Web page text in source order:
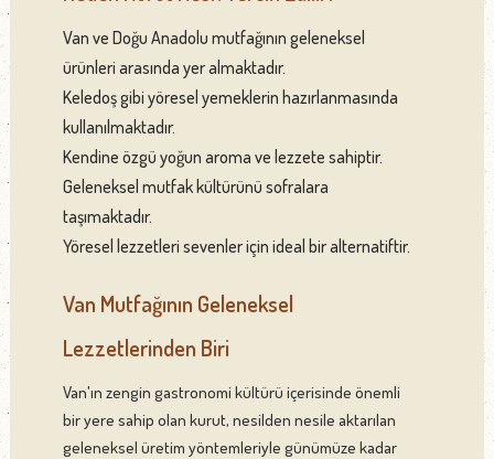
Van ve Doğu Anadolu mutfağının geleneksel
ürünleri arasında yer almaktadır.
Keledoş gibi yöresel yemeklerin hazırlanmasında
kullanılmaktadır.
Kendine özgü yoğun aroma ve lezzete sahiptir.
Geleneksel mutfak kültürünü sofralara
taşımaktadır.
Yöresel lezzetleri sevenler için ideal bir alternatiftir.
Van Mutfağının Geleneksel
Lezzetlerinden Biri
Van'ın zengin gastronomi kültürü içerisinde önemli
bir yere sahip olan kurut, nesilden nesile aktarılan
geleneksel üretim yöntemleriyle günümüze kadar